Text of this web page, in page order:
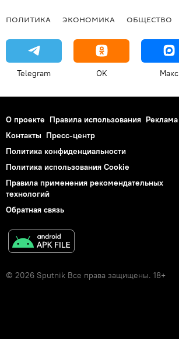
ПОЛИТИКА ЭКОНОМИКА ОБЩЕСТВО
Telegram OK Макс
О проекте Правила использования Реклама
Контакты Пресс-центр
Политика конфиденциальности
Политика использования Cookie
Правила применения рекомендательных
технологий
Обратная связь
© 2026 Sputnik Все права защищены. 18+